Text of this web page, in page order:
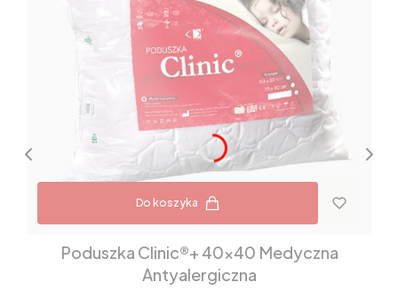
Do koszyka
Poduszka Clinic®+ 40x40 Medyczna
Antyalergiczna